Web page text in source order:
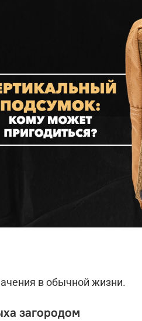
в обычной жизни.
загородом